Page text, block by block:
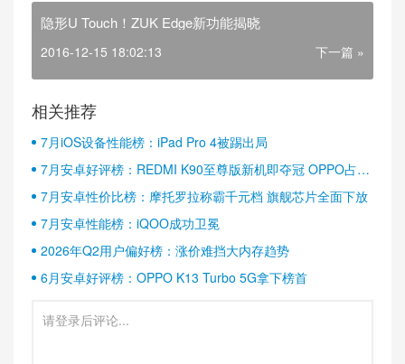
隐形U Touch！ZUK Edge新功能揭晓
2016-12-15 18:02:13 下一篇 »
相关推荐
7月iOS设备性能榜：iPad Pro 4被踢出局
7月安卓好评榜：REDMI K90至尊版新机即夺冠 OPPO占据
半壁江山
7月安卓性价比榜：摩托罗拉称霸千元档 旗舰芯片全面下放
7月安卓性能榜：iQOO成功卫冕
2026年Q2用户偏好榜：涨价难挡大内存趋势
6月安卓好评榜：OPPO K13 Turbo 5G拿下榜首